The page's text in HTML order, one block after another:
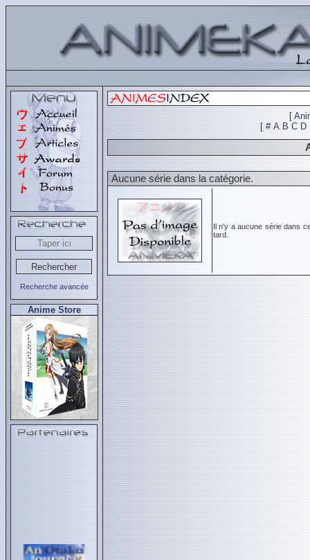
Recherche avancée
Anime Store
[
[ # A B C D
Aucune série dans la catégorie.
Il n'y a aucune série dans
tard.